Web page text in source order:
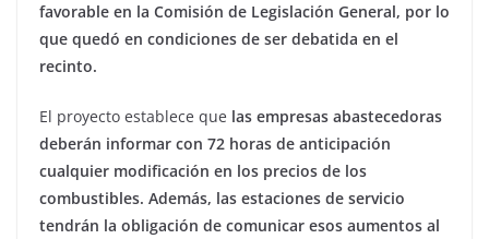
favorable en la Comisión de Legislación General, por lo
que quedó en condiciones de ser debatida en el
recinto.
El proyecto establece que las empresas abastecedoras
deberán informar con 72 horas de anticipación
cualquier modificación en los precios de los
combustibles. Además, las estaciones de servicio
tendrán la obligación de comunicar esos aumentos al